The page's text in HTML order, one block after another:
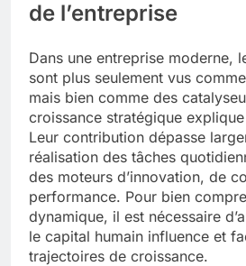
de l’entreprise
Dans une entreprise moderne,
sont plus seulement vus
mais bien comme des
croissance stratégique explique
Leur contribution dépasse
réalisation des tâches
des moteurs d’innovation, de
performance. Pour bien
dynamique, il est nécessaire
le capital humain influence et
trajectoires de croissance.